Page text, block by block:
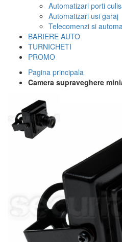
Automatizari porti
Automatizari usi garaj
Telecomenzi si
BARIERE AUTO
TURNICHETI
PROMO
Pagina principala
Camera supraveghere